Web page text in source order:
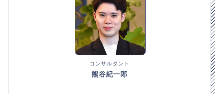
コンサルタント
熊谷紀一郎